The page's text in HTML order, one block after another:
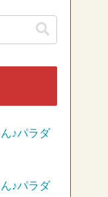
♪パラダ
♪パラダ